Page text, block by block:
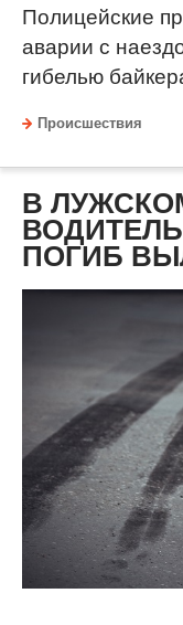
Полицейские
аварии с
гибелью
Происшествия
В
ПОГИБ